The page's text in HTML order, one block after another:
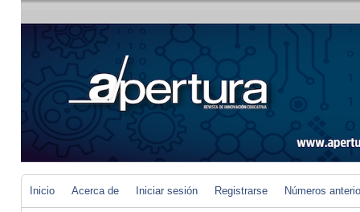
Inicio Acerca de Iniciar sesión Registrarse Números